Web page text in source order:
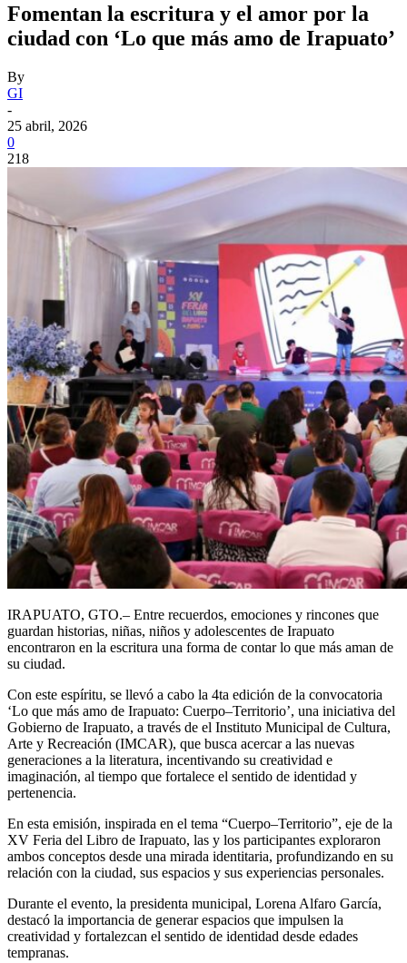
Fomentan la escritura y el amor por la
ciudad con ‘Lo que más amo de Irapuato’
By
GI
-
25 abril, 2026
0
218
IRAPUATO, GTO.– Entre recuerdos, emociones y rincones que
guardan historias, niñas, niños y adolescentes de Irapuato
encontraron en la escritura una forma de contar lo que más aman de
su ciudad.
Con este espíritu, se llevó a cabo la 4ta edición de la convocatoria
‘Lo que más amo de Irapuato: Cuerpo–Territorio’, una iniciativa del
Gobierno de Irapuato, a través de el Instituto Municipal de Cultura,
Arte y Recreación (IMCAR), que busca acercar a las nuevas
generaciones a la literatura, incentivando su creatividad e
imaginación, al tiempo que fortalece el sentido de identidad y
pertenencia.
En esta emisión, inspirada en el tema “Cuerpo–Territorio”, eje de la
XV Feria del Libro de Irapuato, las y los participantes exploraron
ambos conceptos desde una mirada identitaria, profundizando en su
relación con la ciudad, sus espacios y sus experiencias personales.
Durante el evento, la presidenta municipal, Lorena Alfaro García,
destacó la importancia de generar espacios que impulsen la
creatividad y fortalezcan el sentido de identidad desde edades
tempranas.